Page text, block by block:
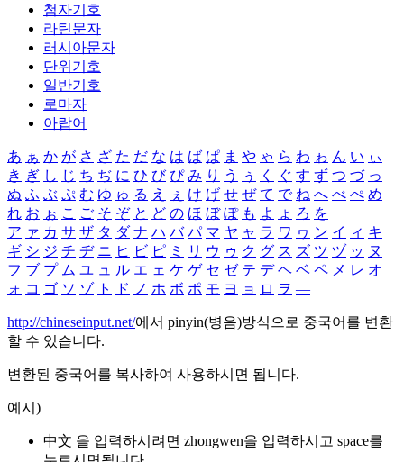
첨자기호
라틴문자
러시아문자
단위기호
일반기호
로마자
아랍어
あ ぁ か が さ ざ た だ な は ば ぱ ま や ゃ ら わ ゎ ん い ぃ
き ぎ し じ ち ぢ に ひ び ぴ み り う ぅ く ぐ す ず つ づ っ
ぬ ふ ぶ ぷ む ゆ ゅ る え ぇ け げ せ ぜ て で ね へ べ ぺ め
れ お ぉ こ ご そ ぞ と ど の ほ ぼ ぽ も よ ょ ろ を
ア ァ カ サ ザ タ ダ ナ ハ バ パ マ ヤ ャ ラ ワ ヮ ン イ ィ キ
ギ シ ジ チ ヂ ニ ヒ ビ ピ ミ リ ウ ゥ ク グ ス ズ ツ ヅ ッ ヌ
フ ブ プ ム ユ ュ ル エ ェ ケ ゲ セ ゼ テ デ ヘ ベ ペ メ レ オ
ォ コ ゴ ソ ゾ ト ド ノ ホ ボ ポ モ ヨ ョ ロ ヲ ―
http://chineseinput.net/에서 pinyin(병음)방식으로 중국어를 변환
할 수 있습니다.
변환된 중국어를 복사하여 사용하시면 됩니다.
예시)
中文 을 입력하시려면 zhongwen을 입력하시고 space를